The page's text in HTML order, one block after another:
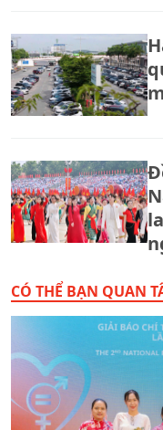
CÓ THỂ BẠN QUAN